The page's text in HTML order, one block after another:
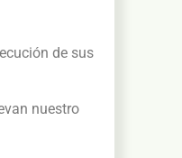
de sus
nuestro